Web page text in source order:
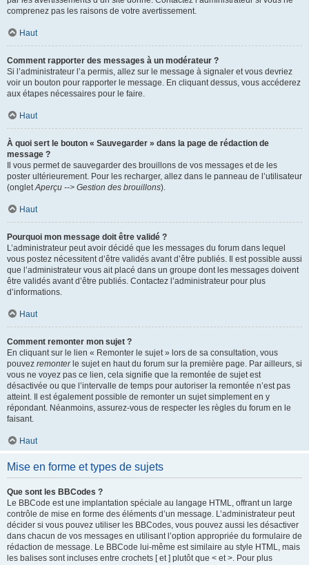
comprenez pas les raisons de votre avertissement.
Haut
Comment rapporter des messages à un modérateur ?
Si l’administrateur l’a permis, allez sur le message à signaler et vous devriez
voir un bouton pour rapporter le message. En cliquant dessus, vous accéderez
aux étapes nécessaires pour le faire.
Haut
À quoi sert le bouton « Sauvegarder » dans la page de rédaction de
message ?
Il vous permet de sauvegarder des brouillons de vos messages et de les
poster ultérieurement. Pour les recharger, allez dans le panneau de l’utilisateur
(ongletAperçu --> Gestion des brouillons).
Haut
Pourquoi mon message doit être validé ?
L’administrateur peut avoir décidé que les messages du forum dans lequel
vous postez nécessitent d’être validés avant d’être publiés. Il est possible aussi
que l’administrateur vous ait placé dans un groupe dont les messages doivent
être validés avant d’être publiés. Contactez l’administrateur pour plus
d’informations.
Haut
Comment remonter mon sujet ?
En cliquant sur le lien « Remonter le sujet » lors de sa consultation, vous
pouvez remonterle sujet en haut du forum sur la première page. Par ailleurs, si
vous ne voyez pas ce lien, cela signifie que la remontée de sujet est
désactivée ou que l’intervalle de temps pour autoriser la remontée n’est pas
atteint. Il est également possible de remonter un sujet simplement en y
répondant. Néanmoins, assurez-vous de respecter les règles du forum en le
faisant.
Haut
Mise en forme et types de sujets
Que sont les BBCodes ?
Le BBCode est une implantation spéciale au langage HTML, offrant un large
contrôle de mise en forme des éléments d’un message. L’administrateur peut
décider si vous pouvez utiliser les BBCodes, vous pouvez aussi les désactiver
dans chacun de vos messages en utilisant l’option appropriée du formulaire de
rédaction de message. Le BBCode lui-même est similaire au style HTML, mais
les balises sont incluses entre crochets [ et ] plutôt que < et >. Pour plus